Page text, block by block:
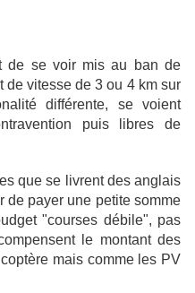
de se voir mis au ban de
de vitesse de 3 ou 4 km sur
différente, se voient
puis libres de
que se livrent des anglais
de payer une petite somme
"courses débile", pas
le montant des
mais comme les PV